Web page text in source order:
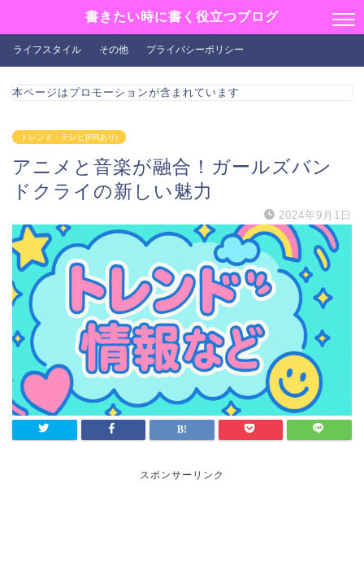
書きたい時に書く役立つブログ
ライフスタイル その他 プライバシーポリシー
本ページはプロモーションが含まれています
トレンド・テレビ(PRあり)
アニメと音楽が融合！ガールズバン
ドクライの新しい魅力
2024年9月1日
スポンサーリンク